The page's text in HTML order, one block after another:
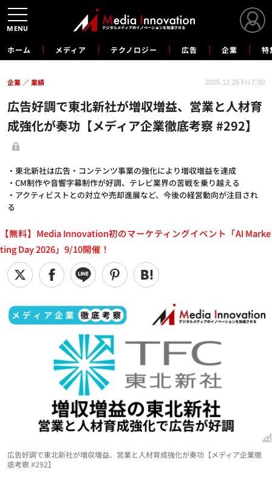
ホーム メディア テクノロジー 広告 企業 特
広告好調で東北新社が増収増益、営業と人材育
成強化が奏功【メディア企業徹底考察 #292】
・東北新社は広告・コンテンツ事業の強化により増収増益を達成
・CM制作や音響字幕制作が好調、テレビ業界の苦戦を乗り越える
・アクティビストとの対立や売却進展など、今後の経営動向が注目され
る
企業 業績 2025.12.26 Fri 7:00
【無料】Media Innovation初のマーケティングイベント「AI Marke
ting Day 2026」9/10開催！
広告好調で東北新社が増収増益、営業と人材育成強化が奏功【メディア企業徹
底考察 #292】
MENU